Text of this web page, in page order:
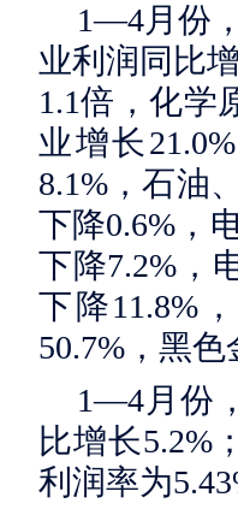
1—4月份
业利润同比
1.1倍，化学
业增长
8.1%，石油
下降0.6%，
下降7.2%，
下降11.8%
50.7%，黑
1—4月份
比增长5.2%
利润率为